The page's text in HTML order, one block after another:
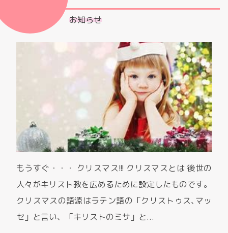
お知らせ
もうすぐ・・・ クリスマス!!! クリスマスとは 後世の
人々がキリスト教を広めるために設定したものです。
クリスマスの語源はラテン語の「クリストゥス､マッ
セ」と言い、「キリストのミサ」と...